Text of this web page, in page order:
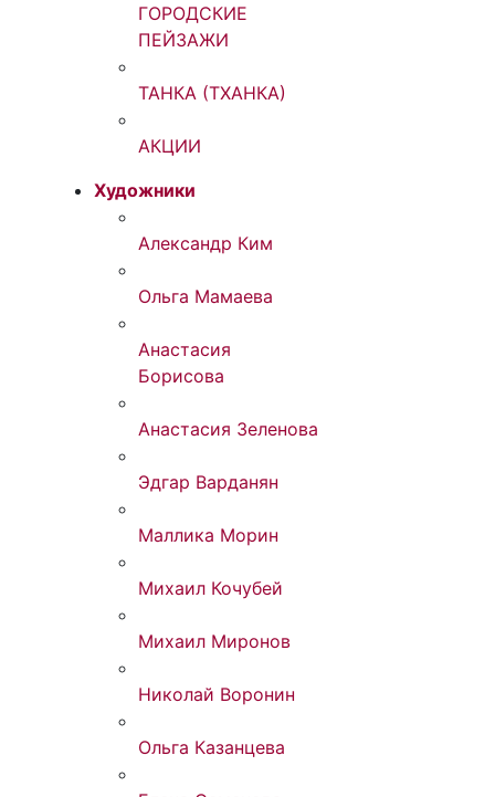
ГОРОДСКИЕ
ПЕЙЗАЖИ
ТАНКА (ТХАНКА)
АКЦИИ
Художники
Александр Ким
Ольга Мамаева
Анастасия
Борисова
Анастасия Зеленова
Эдгар Варданян
Маллика Морин
Михаил Кочубей
Михаил Миронов
Николай Воронин
Ольга Казанцева